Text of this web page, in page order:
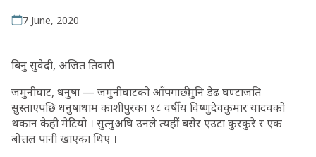
7 June, 2020
बिनु सुवेदी, अजित तिवारी
जमुनीघाट, धनुषा — जमुनीघाटको आँपगाछीमुनि डेढ घण्टाजति
सुस्ताएपछि धनुषाधाम काशीपुरका १८ वर्षीय विष्णुदेवकुमार यादवको
थकान केही मेटियो । सुत्नुअघि उनले त्यहीं बसेर एउटा कुरकुरे र एक
बोत्तल पानी खाएका थिए ।